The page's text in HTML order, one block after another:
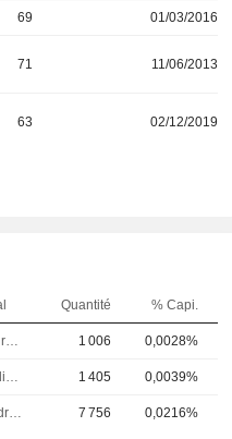
69 01/03/2016
71 11/06/2013
63 02/12/2019
Quantité % Capi.
1 006 0,0028%
1 405 0,0039%
7 756 0,0216%